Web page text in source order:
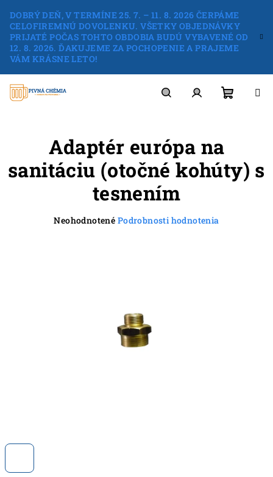
na
obsah
DOBRÝ DEŇ, V TERMÍNE 25. 7. – 11. 8. 2026 ČERPÁME
CELOFIREMNÚ DOVOLENKU. VŠETKY OBJEDNÁVKY
PRIJATÉ POČAS TOHTO OBDOBIA BUDÚ VYBAVENÉ OD
12. 8. 2026. ĎAKUJEME ZA POCHOPENIE A PRAJEME
VÁM KRÁSNE LETO!
Adaptér európa na
sanitáciu (otočné kohúty) s
tesnením
Priemerné
Neohodnotené Podrobnosti hodnotenia